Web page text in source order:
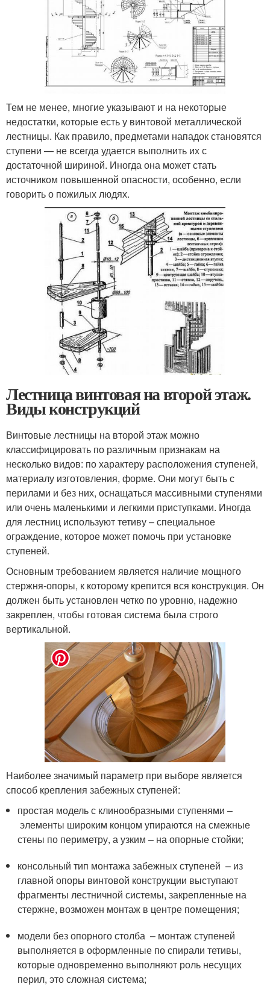
Тем не менее, многие указывают и на некоторые
недостатки, которые есть у винтовой металлической
лестницы. Как правило, предметами нападок становятся
ступени — не всегда удается выполнить их с
достаточной шириной. Иногда она может стать
источником повышенной опасности, особенно, если
говорить о пожилых людях.
Лестница винтовая на второй этаж.
Виды конструкций
Винтовые лестницы на второй этаж можно
классифицировать по различным признакам на
несколько видов: по характеру расположения ступеней,
материалу изготовления, форме. Они могут быть с
перилами и без них, оснащаться массивными ступенями
или очень маленькими и легкими приступками. Иногда
для лестниц используют тетиву – специальное
ограждение, которое может помочь при установке
ступеней.
Основным требованием является наличие мощного
стержня-опоры, к которому крепится вся конструкция. Он
должен быть установлен четко по уровню, надежно
закреплен, чтобы готовая система была строго
вертикальной.
Наиболее значимый параметр при выборе является
способ крепления забежных ступеней:
простая модель с клинообразными ступенями –
элементы широким концом упираются на смежные
стены по периметру, а узким – на опорные стойки;
консольный тип монтажа забежных ступеней – из
главной опоры винтовой конструкции выступают
фрагменты лестничной системы, закрепленные на
стержне, возможен монтаж в центре помещения;
модели без опорного столба – монтаж ступеней
выполняется в оформленные по спирали тетивы,
которые одновременно выполняют роль несущих
перил, это сложная система;